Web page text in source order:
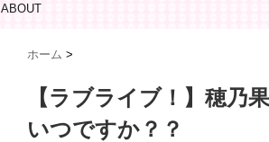
ABOUT
ホーム >
【ラブライブ！】穂乃
いつですか？？